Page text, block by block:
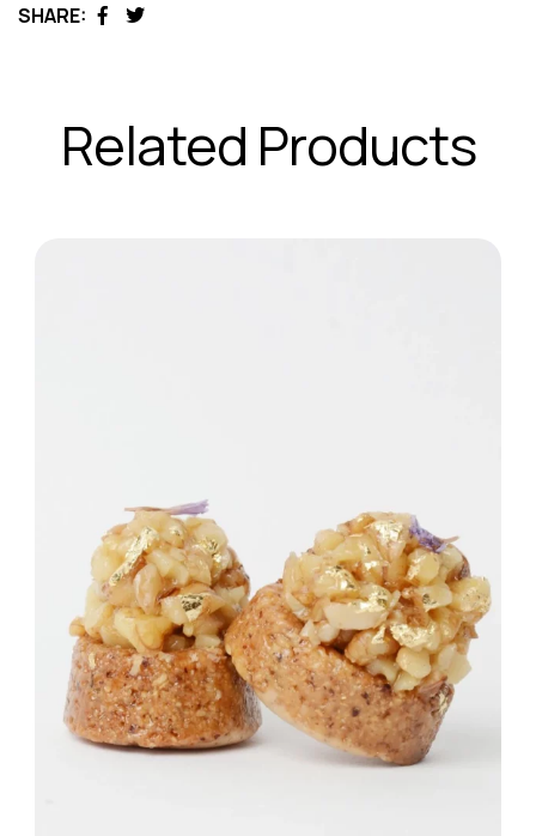
SHARE:
Facebook
Twitter
Related Products